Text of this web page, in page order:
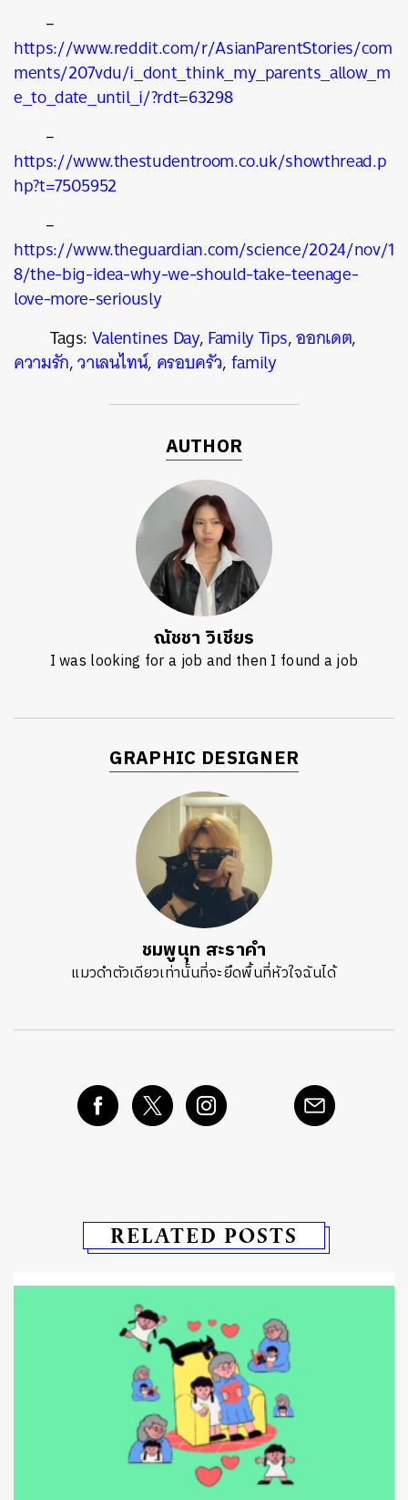
–
https://www.reddit.com/r/AsianParentStories/com
ments/207vdu/i_dont_think_my_parents_allow_m
e_to_date_until_i/?rdt=63298
–
https://www.thestudentroom.co.uk/showthread.p
hp?t=7505952
–
https://www.theguardian.com/science/2024/nov/1
8/the-big-idea-why-we-should-take-teenage-
love-more-seriously
Tags:Valentines Day,Family Tips,ออกเดต,
ความรัก,วาเลนไทน์, ครอบครัว,family
AUTHOR
ณัชชา วิเชียร
I was looking for a job and then I found a job
GRAPHIC DESIGNER
ชมพูนุท สะราคำ
แมวดำตัวเดียวเท่านั้นที่จะยึดพื้นที่หัวใจฉันได้
RELATED POSTS